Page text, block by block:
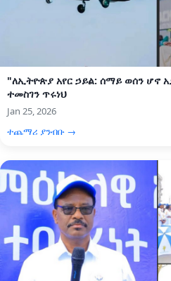
"ለኢትዮጵያ አየር ኃይል: ሰማይ ወሰን ሆኖ
ተመስገን ጥሩነህ
Jan 25, 2026
ተጨማሪ ያንብቡ →